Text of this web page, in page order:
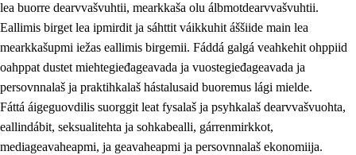
2. Oahppama prinsihpat, ovdáneapmi ja oahppahábmen
2.1 Sosiála oahppan ja ovdáneapmi
2.2 Gealbu fágain
2.3 Vuođđogálggat
2.4 Oahppat oahppat
lea buorre dearvvašvuhtii, mearkkaša olu álbmotdearvvašvuhtii.
Eallimis birget lea ipmirdit ja sáhttit váikkuhit áššiide main lea
mearkkašupmi iežas eallimis birgemii. Fáddá galgá veahkehit ohppiid
oahppat dustet miehtegieđageavada ja vuostegieđageavada ja
persovnnalaš ja praktihkalaš hástalusaid buoremus lági mielde.
Fáttá áigeguovdilis suorggit leat fysalaš ja psyhkalaš dearvvašvuohta,
eallindábit, seksualitehta ja sohkabealli, gárrenmirkkot,
mediageavaheapmi, ja geavaheapmi ja persovnnalaš ekonomiija.